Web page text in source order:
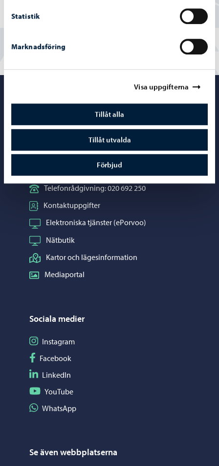
Statistik
Marknadsföring
Visa uppgifterna
Tillåt alla
Tillåt utvalda
Förbjud
Kontaktuppgifter
Telefonrådgivning: 020 692 250
Kontaktuppgifter
Elektroniska tjänster (ePorvoo)
Nätbutik
Kartor och lägesinformation
Mediaportal
Sociala medier
Följ på Instagram
Instagram
Följ på Facebook
Facebook
Följ på LinkedIn
LinkedIn
Följ på YouTube
YouTube
Dela på WhatsApp
WhatsApp
Se även webbplatserna